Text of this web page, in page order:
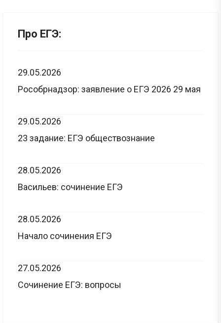
Про ЕГЭ:
29.05.2026
Рособрнадзор: заявление о ЕГЭ 2026 29 мая
29.05.2026
23 задание: ЕГЭ обществознание
28.05.2026
Васильев: сочинение ЕГЭ
28.05.2026
Начало сочинения ЕГЭ
27.05.2026
Сочинение ЕГЭ: вопросы